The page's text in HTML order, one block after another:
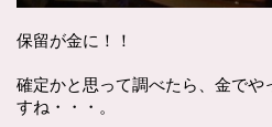
保留が金に！！
確定かと思って調べたら、金でや
すね・・・。